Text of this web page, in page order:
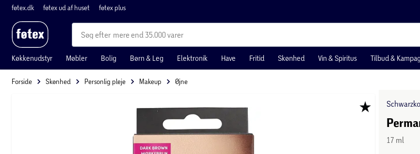
føtex.dk føtex ud af huset føtex plus
mere end 35.000 varer
Køkkenudstyr Møbler Bolig Børn & Leg Elektronik Have Fritid Skønhed Vin & Spiritus Tilbud &
Forside Skønhed Personlig pleje Makeup Øjne
17 ml